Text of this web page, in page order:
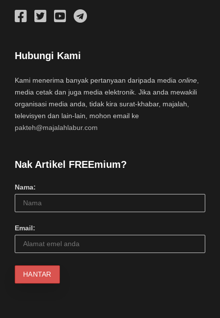
Hubungi Kami
Kami menerima banyak pertanyaan daripada media online
media cetak dan juga media elektronik. Jika anda mewakili
organisasi media anda, tidak kira surat-khabar, majalah,
televisyen dan lain-lain, mohon email ke
pakteh@majalahlabur.com
Nak Artikel FREEmium?
Nama:
Email: